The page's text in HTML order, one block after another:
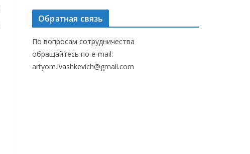
Обратная связь
По вопросам сотрудничества
обращайтесь по e-mail:
artyom.ivashkevich@gmail.com